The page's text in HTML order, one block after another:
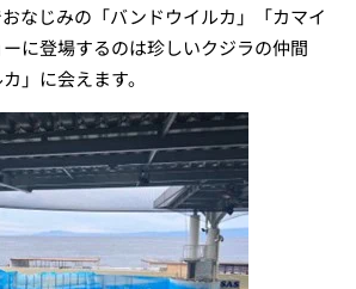
なじみの「バンドウイルカ」「カマイ
に登場するのは珍しいクジラの仲間
」に会えます。